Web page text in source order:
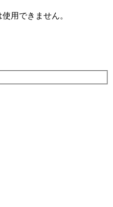
用できません。